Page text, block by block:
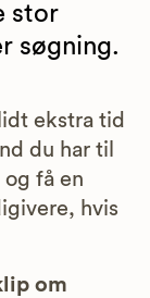
stor
søgning.
ekstra tid
du har til
få en
hvis
om